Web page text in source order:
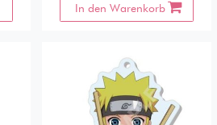
In den Warenkorb